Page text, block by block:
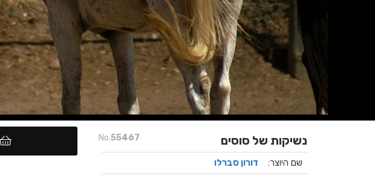
No.55467 נשיקות של סוסים
שם היוצר: דורון סברלו